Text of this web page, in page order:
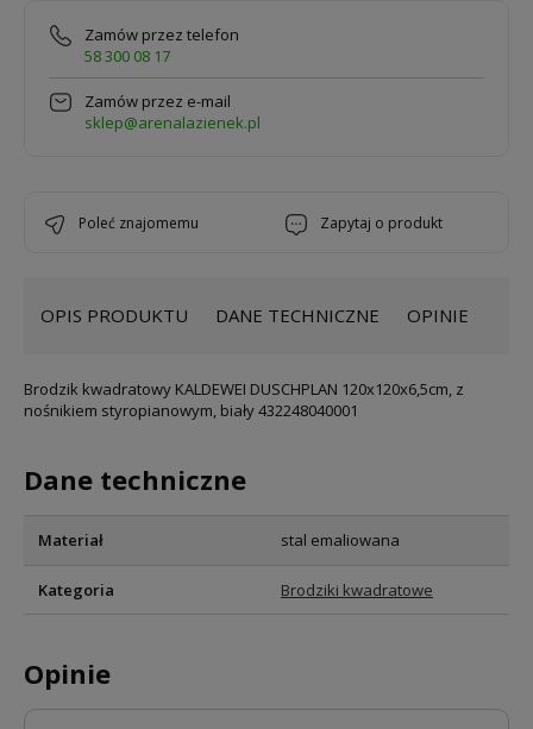
Zamów przez telefon
58 300 08 17
Zamów przez e-mail
sklep@arenalazienek.pl
poleć znajomemu zapytaj o produkt
OPIS PRODUKTU DANE TECHNICZNE OPINIE
Brodzik kwadratowy KALDEWEI DUSCHPLAN 120x120x6,5cm, z
nośnikiem styropianowym, biały 432248040001
Dane techniczne
Materiał stal emaliowana
Kategoria Brodziki kwadratowe
Opinie